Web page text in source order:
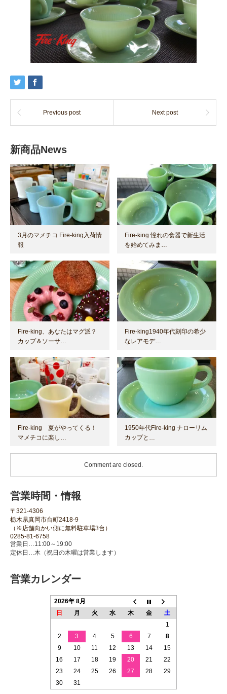
Previous post Next post
新商品News
3月のマメチコ Fire-king入荷情
報
Fire-king 憧れの食器で新生活
を始めてみま…
Fire-king、あなたはマグ派？
カップ＆ソーサ…
Fire-king1940年代刻印の希少
なレアモデ…
Fire-king 夏がやってくる！
マメチコに楽し…
1950年代Fire-king ナローリム
カップと…
Comment are closed.
営業時間・情報
〒321-4306
栃木県真岡市台町2418-9
（※店舗向かい側に無料駐車場3台）
0285-81-6758
営業日…11:00～19:00
定休日…木（祝日の木曜は営業します）
営業カレンダー
2026年 8月
日
月 火 水 木 金
土
1
2
3 4 5 6 7
8
9
10 11 12 13 14
15
16
17 18 19 20 21
22
23
24 25 26 27 28
29
30
31